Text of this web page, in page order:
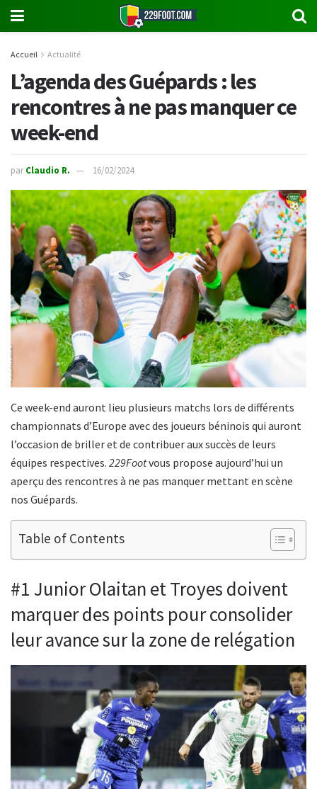
Accueil Actualité
L’agenda des Guépards : les
rencontres à ne pas manquer ce
week-end
par Claudio R. 16/02/2024
Ce week-end auront lieu plusieurs matchs lors de différents
championnats d’Europe avec des joueurs béninois qui auront
l’occasion de briller et de contribuer aux succès de leurs
équipes respectives. 229Footvous propose aujourd’hui un
aperçu des rencontres à ne pas manquer mettant en scène
nos Guépards.
Table of Contents
#1 Junior Olaitan et Troyes doivent
marquer des points pour consolider
leur avance sur la zone de relégation